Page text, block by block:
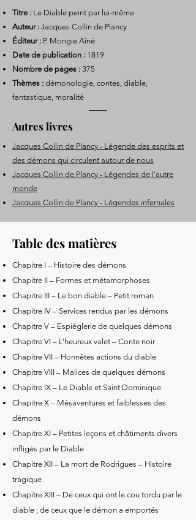
Titre : Le Diable peint par lui-même
Auteur : Jacques Collin de Plancy
Éditeur : P. Mongie Aîné
Date de publication : 1819
Nombre de pages : 375
Thèmes : démonologie, contes, diable,
fantastique, moralité
Autres livres
Jacques Collin de Plancy - Légende des esprits et
des démons qui circulent autour de nous
Jacques Collin de Plancy - Légendes de l'autre
monde
Jacques Collin de Plancy - Légendes infernales
Table des matières
Chapitre I – Histoire des démons
Chapitre II – Formes et métamorphoses
Chapitre III – Le bon diable – Petit roman
Chapitre IV – Services rendus par les démons
Chapitre V – Espièglerie de quelques démons
Chapitre VI – L’heureux valet – Conte noir
Chapitre VII – Honnêtes actions du diable
Chapitre VIII – Malices de quelques démons
Chapitre IX – Le Diable et Saint Dominique
Chapitre X – Mésaventures et faiblesses des
démons
Chapitre XI – Petites leçons et châtiments divers
infligés par le Diable
Chapitre XII – La mort de Rodrigues – Histoire
tragique
Chapitre XIII – De ceux qui ont le cou tordu par le
diable ; de ceux que le démon a emportés